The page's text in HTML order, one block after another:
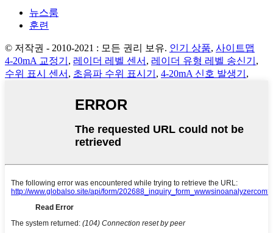
뉴스룸
훈련
© 저작권 - 2010-2021 : 모든 권리 보유. 인기 상품, 사이트맵
4-20mA 교정기 , 레이더 레벨 센서 , 레이더 유형 레벨 송신기 ,
수위 표시 센서 , 초음파 수위 표시기 , 4-20mA 신호 발생기 ,